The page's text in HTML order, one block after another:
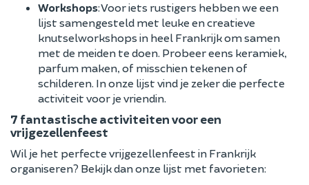
Workshops: Voor iets rustigers hebben we een
lijst samengesteld met leuke en creatieve
knutselworkshops in heel Frankrijk om samen
met de meiden te doen. Probeer eens keramiek,
parfum maken, of misschien tekenen of
schilderen. In onze lijst vind je zeker die perfecte
activiteit voor je vriendin.
7 fantastische activiteiten voor een
vrijgezellenfeest
Wil je het perfecte vrijgezellenfeest in Frankrijk
organiseren? Bekijk dan onze lijst met favorieten: